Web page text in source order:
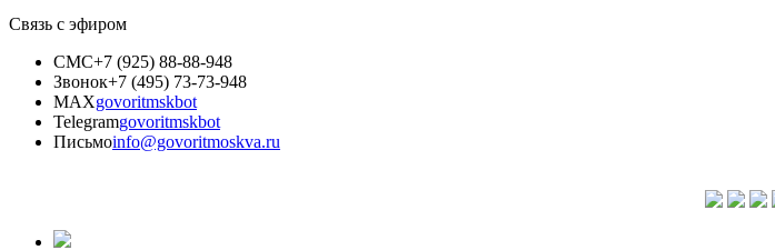
Связь с эфиром
СМС+7 (925) 88-88-948
Звонок+7 (495) 73-73-948
MAXgovoritmskbot
Telegramgovoritmskbot
Письмоinfo@govoritmoskva.ru